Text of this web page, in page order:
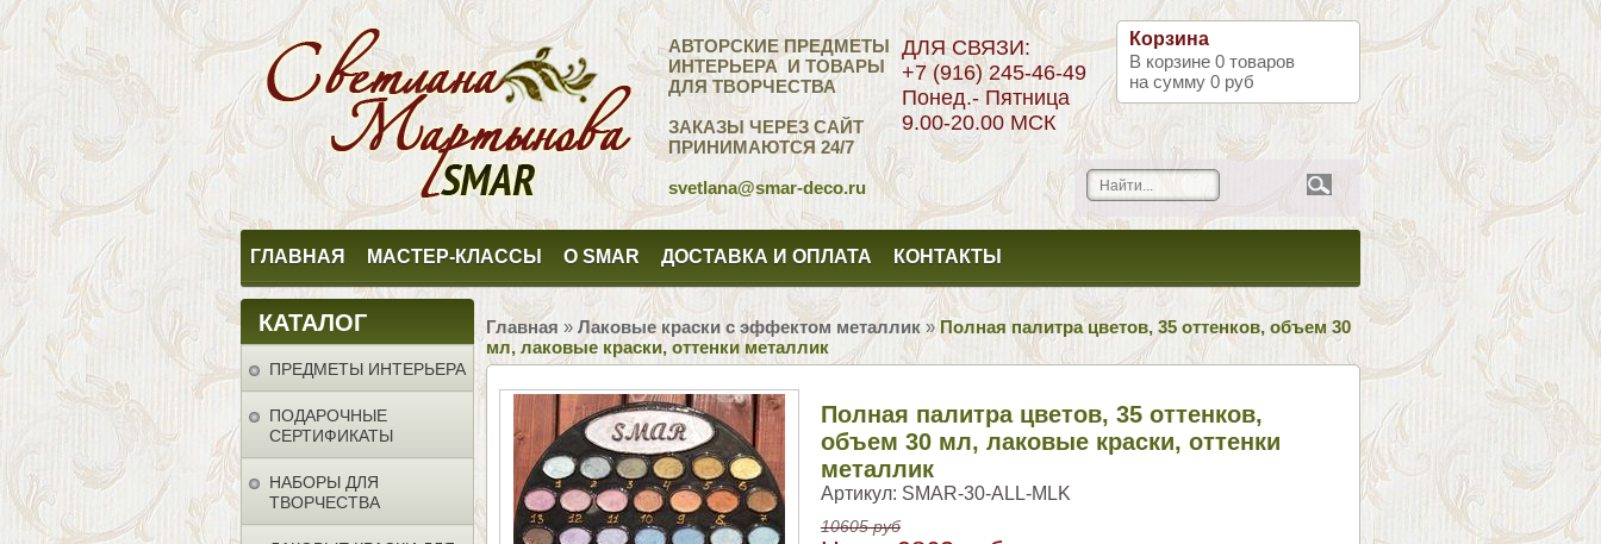
АВТОРСКИЕ ПРЕДМЕТЫ
ИНТЕРЬЕРА И ТОВАРЫ
ДЛЯ ТВОРЧЕСТВА
ЗАКАЗЫ ЧЕРЕЗ САЙТ
ПРИНИМАЮТСЯ 24/7
svetlana@smar-deco.ru
Корзина
В корзине 0 товаров
на сумму 0 руб
ДЛЯ СВЯЗИ:
+7 (916) 245-46-49
Понед.- Пятница
9.00-20.00 МСК
ГЛАВНАЯ МАСТЕР-КЛАССЫ О SMAR ДОСТАВКА И ОПЛАТА КОНТАКТЫ
КАТАЛОГ
ПРЕДМЕТЫ ИНТЕРЬЕРА
ПОДАРОЧНЫЕ
СЕРТИФИКАТЫ
НАБОРЫ ДЛЯ
ТВОРЧЕСТВА
Главная » Лаковые краски с эффектом металлик »Полная палитра цветов, 35 оттенков, объем 30
мл, лаковые краски, оттенки металлик
Полная палитра цветов, 35 оттенков,
объем 30 мл, лаковые краски, оттенки
металлик
Артикул: SMAR-30-ALL-MLK
10605 руб